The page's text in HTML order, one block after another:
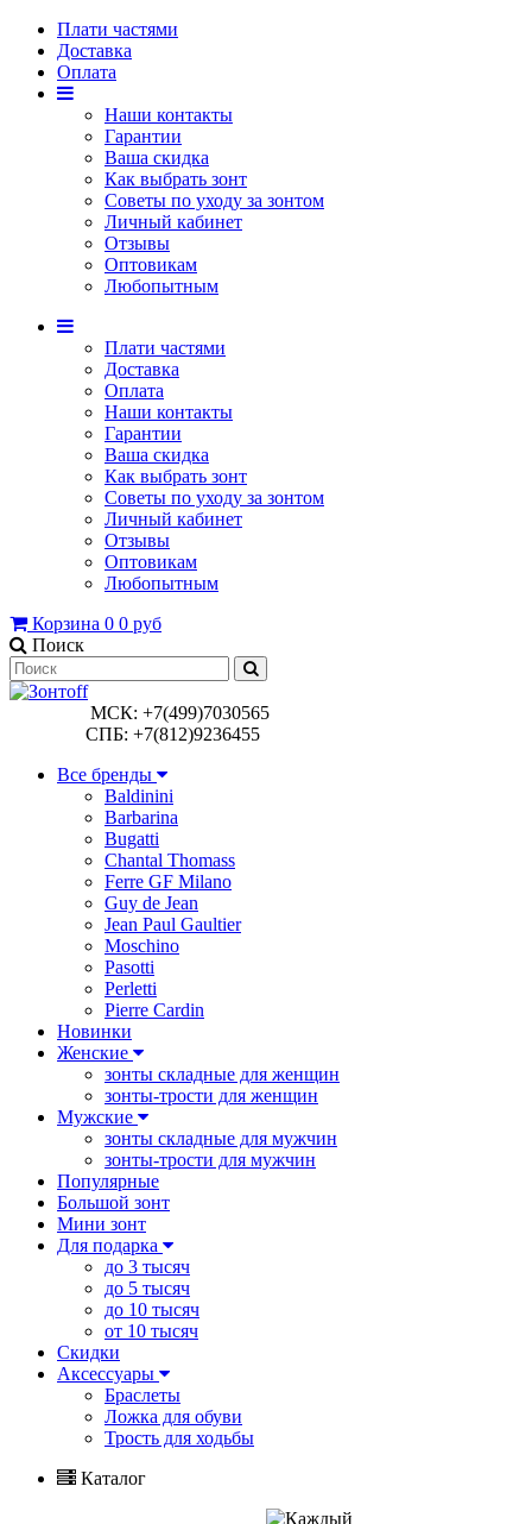
Плати частями
Доставка
Оплата
Наши контакты
Гарантии
Ваша скидка
Как выбрать зонт
Советы по уходу за зонтом
Личный кабинет
Отзывы
Оптовикам
Любопытным
Плати частями
Доставка
Оплата
Наши контакты
Гарантии
Ваша скидка
Как выбрать зонт
Советы по уходу за зонтом
Личный кабинет
Отзывы
Оптовикам
Любопытным
Корзина 0 0 руб
Поиск
МСК: +7(499)7030565
СПБ: +7(812)9236455
Все бренды
Baldinini
Barbarina
Bugatti
Chantal Thomass
Ferre GF Milano
Guy de Jean
Jean Paul Gaultier
Moschino
Pasotti
Perletti
Pierre Cardin
Новинки
Женские
зонты складные для женщин
зонты-трости для женщин
Мужские
зонты складные для мужчин
зонты-трости для мужчин
Популярные
Большой зонт
Мини зонт
Для подарка
до 3 тысяч
до 5 тысяч
до 10 тысяч
от 10 тысяч
Скидки
Аксессуары
Браслеты
Ложка для обуви
Трость для ходьбы
Каталог